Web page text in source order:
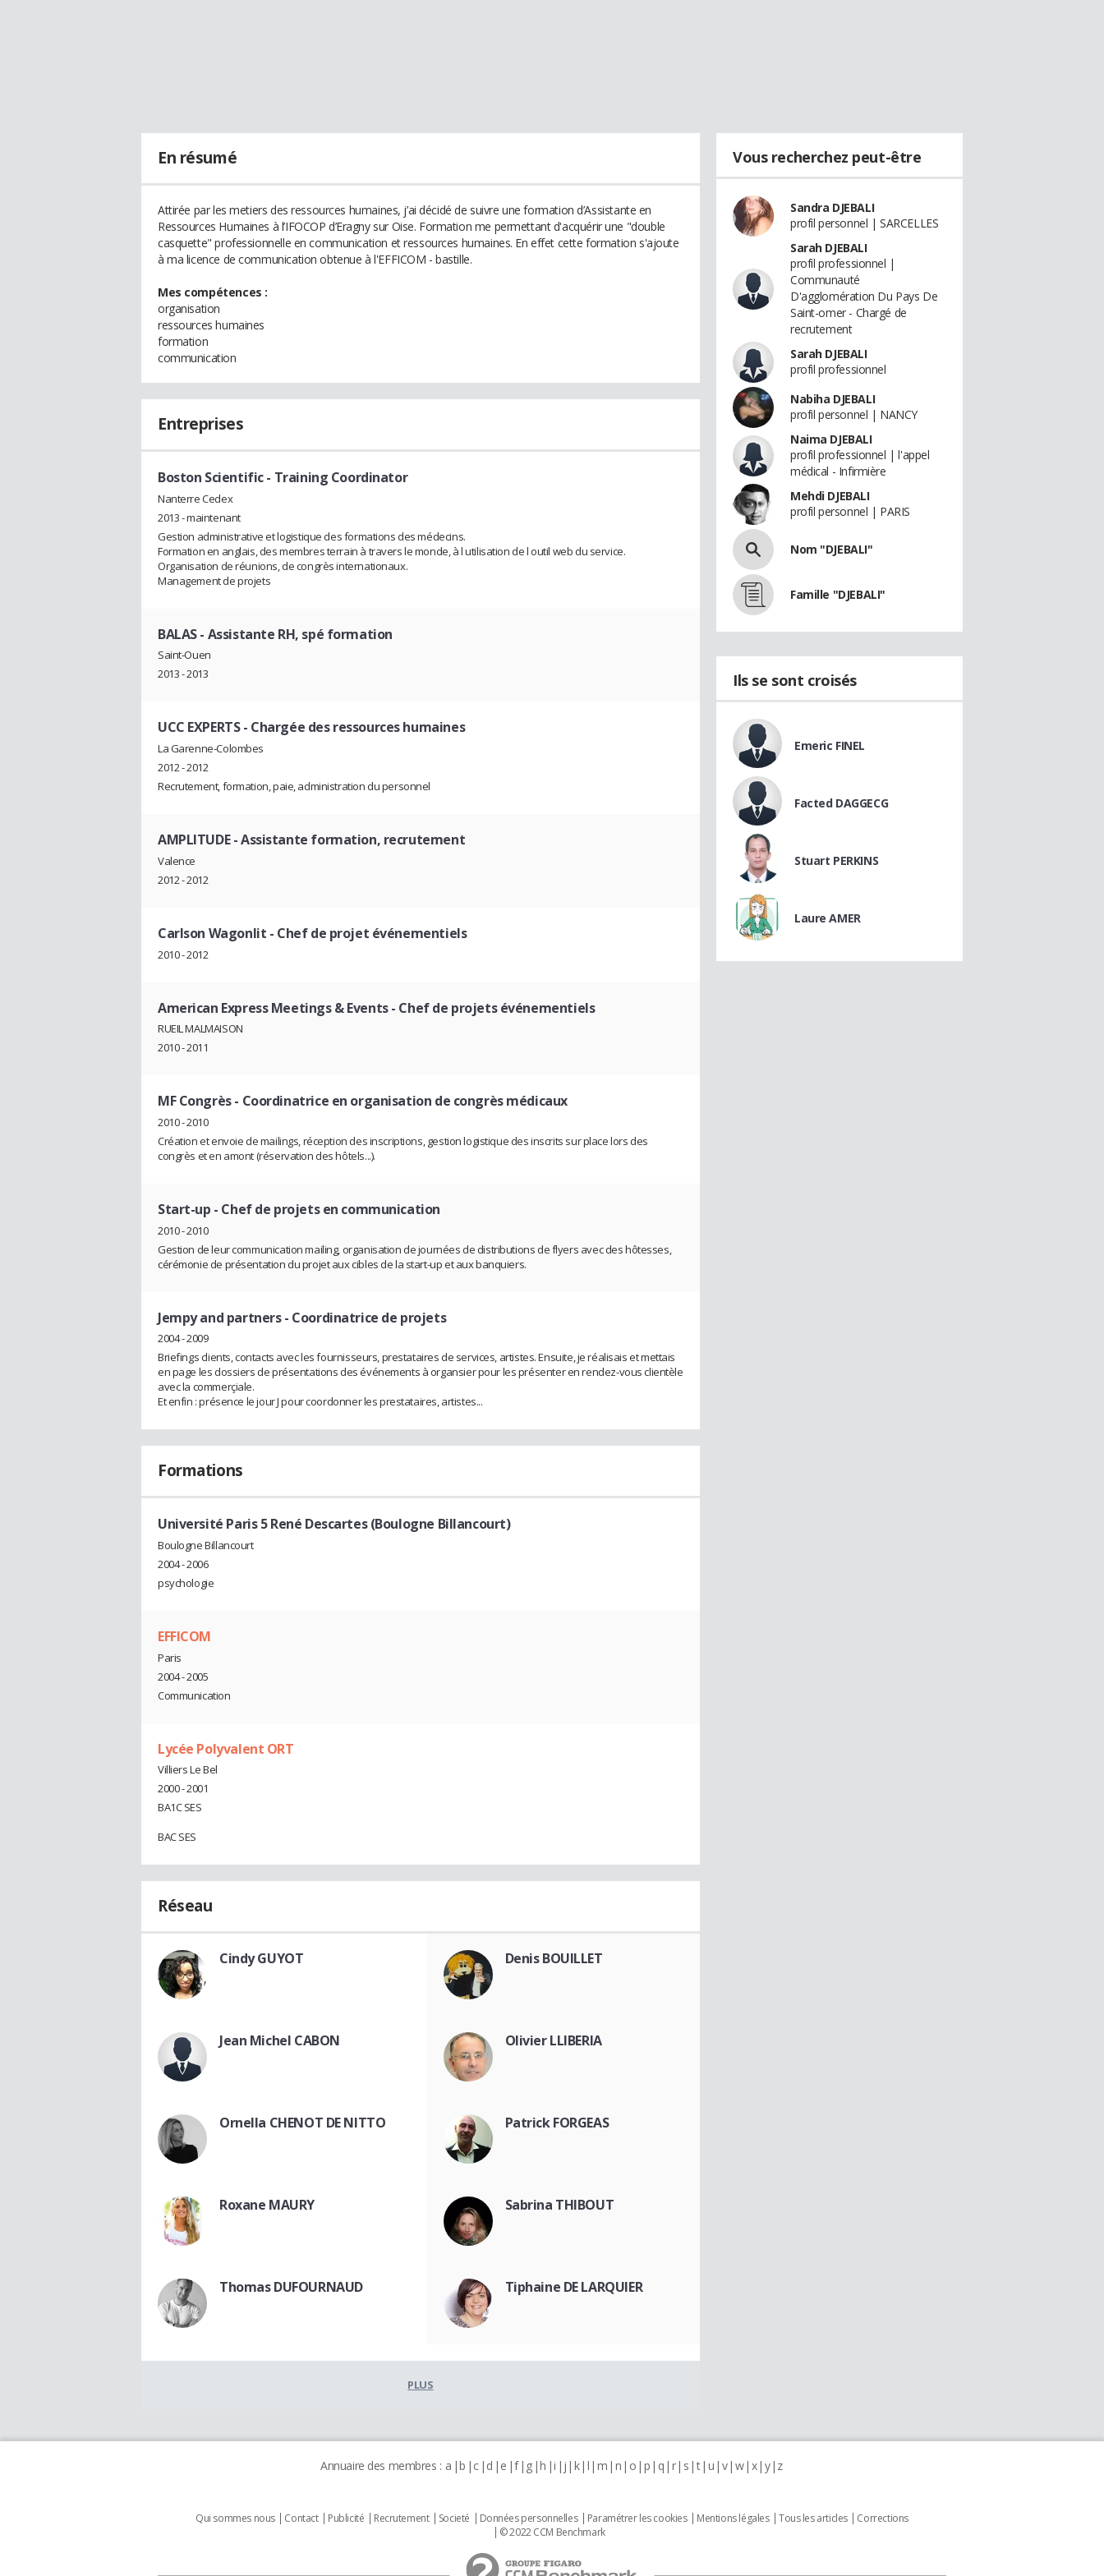
En résumé
Attirée par les metiers des ressources humaines, j’ai décidé de suivre une formation d’Assistante en
Ressources Humaines à l’IFOCOP d’Eragny sur Oise. Formation me permettant d'acquérir une "double
casquette" professionnelle en communication et ressources humaines. En effet cette formation s'ajoute
à ma licence de communication obtenue à l'EFFICOM - bastille.
Mes compétences :
organisation
ressources humaines
formation
communication
Entreprises
Boston Scientific- Training Coordinator
Nanterre Cedex
2013 - maintenant
Gestion administrative et logistique des formations des médecins.
Formation en anglais, des membres terrain à travers le monde, à l utilisation de l outil web du service.
Organisation de réunions, de congrès internationaux.
Management de projets
BALAS- Assistante RH, spé formation
Saint-Ouen
2013 - 2013
UCC EXPERTS- Chargée des ressources humaines
La Garenne-Colombes
2012 - 2012
Recrutement, formation, paie, administration du personnel
AMPLITUDE- Assistante formation, recrutement
Valence
2012 - 2012
Carlson Wagonlit - Chef de projet événementiels
2010 - 2012
American Express Meetings & Events- Chef de projets événementiels
RUEIL MALMAISON
2010 - 2011
MF Congrès- Coordinatrice en organisation de congrès médicaux
2010 - 2010
Création et envoie de mailings, réception des inscriptions, gestion logistique des inscrits sur place lors des
congrès et en amont (réservation des hôtels...).
Start-up - Chef de projets en communication
2010 - 2010
Gestion de leur communication mailing, organisation de journées de distributions de flyers avec des hôtesses,
cérémonie de présentation du projet aux cibles de la start-up et aux banquiers.
Jempy and partners- Coordinatrice de projets
2004 - 2009
Briefings clients, contacts avec les fournisseurs, prestataires de services, artistes. Ensuite, je réalisais et mettais
en page les dossiers de présentations des événements à organsier pour les présenter en rendez-vous clientèle
avec la commerçiale.
Et enfin : présence le jour J pour coordonner les prestataires, artistes...
Formations
Université Paris 5 René Descartes (Boulogne Billancourt)
Boulogne Billancourt
2004 - 2006
psychologie
EFFICOM
Paris
2004 - 2005
Communication
Lycée Polyvalent ORT
Villiers Le Bel
2000 - 2001
BA1C SES
BAC SES
Réseau
Cindy GUYOT Denis BOUILLET
Jean Michel CABON Olivier LLIBERIA
Ornella CHENOT DE NITTO Patrick FORGEAS
Roxane MAURY Sabrina THIBOUT
Thomas DUFOURNAUD Tiphaine DE LARQUIER
PLUS
Vous recherchez peut-être
Sandra DJEBALI
profil personnel | SARCELLES
Sarah DJEBALI
profil professionnel |
Communauté
D'agglomération Du Pays De
Saint-omer - Chargé de
recrutement
Sarah DJEBALI
profil professionnel
Nabiha DJEBALI
profil personnel | NANCY
Naima DJEBALI
profil professionnel | l'appel
médical - Infirmière
Mehdi DJEBALI
profil personnel | PARIS
Nom "DJEBALI"
Famille "DJEBALI"
Ils se sont croisés
Emeric FINEL
Facted DAGGECG
Stuart PERKINS
Laure AMER
Annuaire des membres : a b c d e f g h i j k l m n o p q r s t u v w x y z
Qui sommes nous Contact Publicité Recrutement Societé Données personnelles Paramétrer les cookies Mentions légales Tous les articles
Corrections
© 2022 CCM Benchmark